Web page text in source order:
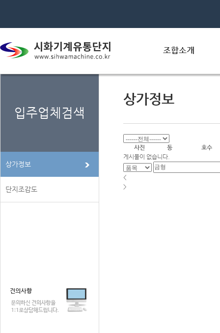
조합소개
입주업체검색
상가정보
단지조감도
상가정보
사진 동
호수
게시물이 없습니다.
<
>